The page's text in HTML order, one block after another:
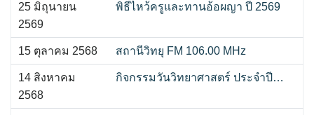
25 มิถุนายน
2569
พิธีไหว้ครูและทานอ้อผญา ปี 2569
15 ตุลาคม 2568 สถานีวิทยุ FM 106.00 MHz
14 สิงหาคม
2568
กิจกรรมวันวิทยาศาสตร์ ประจำปี